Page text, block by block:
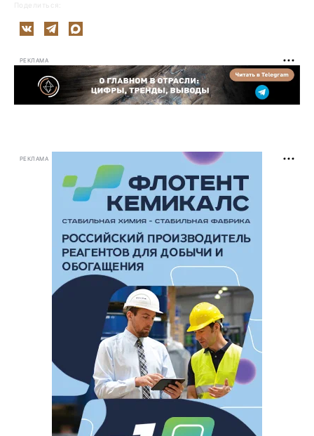
Поделиться:
РЕКЛАМА
РЕКЛАМА